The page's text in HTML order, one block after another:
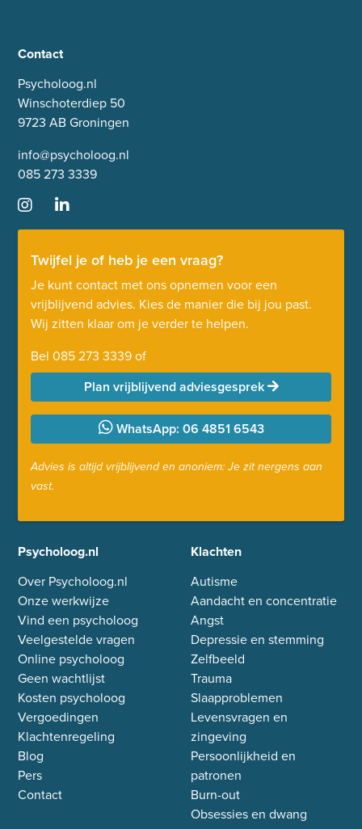
Contact
Psycholoog.nl
Winschoterdiep 50
9723 AB Groningen
info@psycholoog.nl
085 273 3339
Twijfel je of heb je een vraag?
Je kunt contact met ons opnemen voor een
vrijblijvend advies. Kies de manier die bij jou past.
Wij zitten klaar om je verder te helpen.
Bel 085 273 3339of
Plan vrijblijvend adviesgesprek
WhatsApp: 06 4851 6543
Advies is altijd vrijblijvend en anoniem: Je zit nergens aan
vast.
Psycholoog.nl
Over Psycholoog.nl
Onze werkwijze
Vind een psycholoog
Veelgestelde vragen
Online psycholoog
Geen wachtlijst
Kosten psycholoog
Vergoedingen
Klachtenregeling
Blog
Pers
Contact
Klachten
Autisme
Aandacht en concentratie
Angst
Depressie en stemming
Zelfbeeld
Trauma
Slaapproblemen
Levensvragen en
zingeving
Persoonlijkheid en
patronen
Burn-out
Obsessies en dwang